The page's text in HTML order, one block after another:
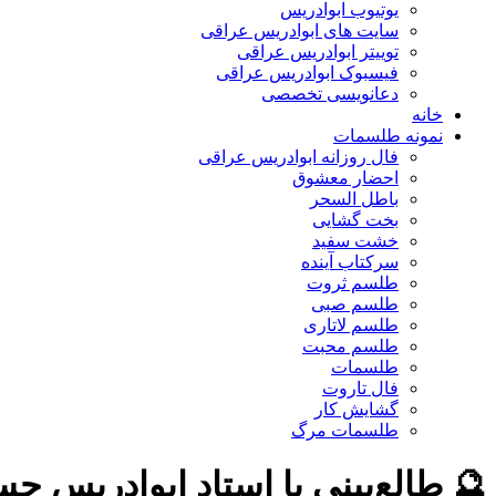
یوتیوب ابوادریس
سایت های ابوادریس عراقی
توییتر ابوادریس عراقی
فیسبوک ابوادریس عراقی
دعانویسی تخصصی
خانه
نمونه طلسمات
فال روزانه ابوادریس عراقی
احضار معشوق
باطل السحر
بخت گشایی
خشت سفید
سرکتاب آینده
طلسم ثروت
طلسم صبی
طلسم لاتاری
طلسم محبت
طلسمات
فال تاروت
گشایش کار
طلسمات مرگ
🔮 طالع‌بینی با استاد ابوادریس